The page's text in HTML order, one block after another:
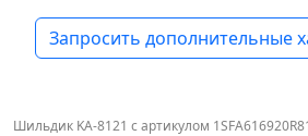
Запросить дополнительные
Шильдик KA-8121 с артикулом